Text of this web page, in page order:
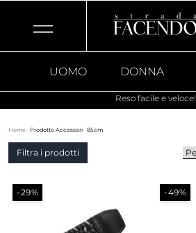
UOMO DONNA
Reso facile e veloce!
Home · Prodotto Accessori · 85cm
Filtra i prodotti
-29% -49%